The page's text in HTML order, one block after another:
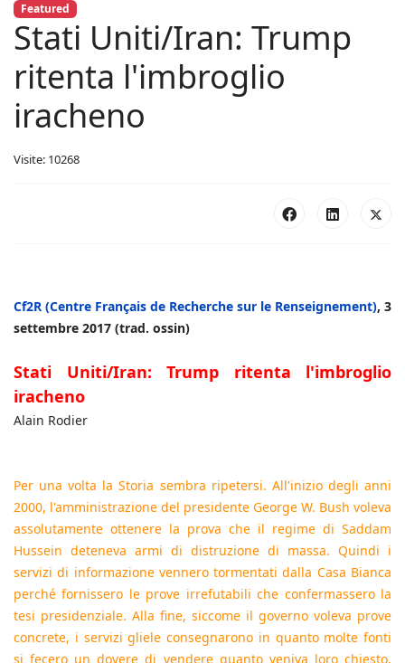
Featured
Stati Uniti/Iran: Trump
ritenta l'imbroglio
iracheno
Visite: 10268
Cf2R (Centre Français de Recherche sur le Renseignement), 3
settembre 2017 (trad. ossin)
Stati Uniti/Iran: Trump ritenta l'imbroglio
iracheno
Alain Rodier
Per una volta la Storia sembra ripetersi. All'inizio degli anni
2000, l'amministrazione del presidente George W. Bush voleva
assolutamente ottenere la prova che il regime di Saddam
Hussein deteneva armi di distruzione di massa. Quindi i
servizi di informazione vennero tormentati dalla Casa Bianca
perché fornissero le prove irrefutabili che confermassero la
tesi presidenziale. Alla fine, siccome il governo voleva prove
concrete, i servizi gliele consegnarono in quanto molte fonti
si fecero un dovere di vendere quanto veniva loro chiesto.